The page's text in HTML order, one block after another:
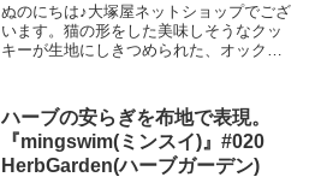
ぬのにちは♪大塚屋ネットショップでござ
います。猫の形をした美味しそうなクッ
キーが生地にしきつめられた、オックス
した。ご予約をくださっていましたお客
様への発送が完了し、現
ハーブの安らぎを布地で表現。
『mingswim(ミンスイ)』#020
HerbGarden(ハーブガーデン)